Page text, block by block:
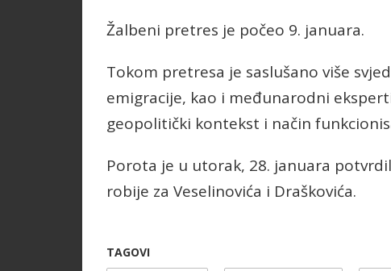
Žalbeni pretres je počeo 9. januara.
Tokom pretresa je saslušano više
emigracije, kao i međunarodni
geopolitički kontekst i način
Porota je u utorak, 28. januara
robije za Veselinovića i Draškovića.
TAGOVI